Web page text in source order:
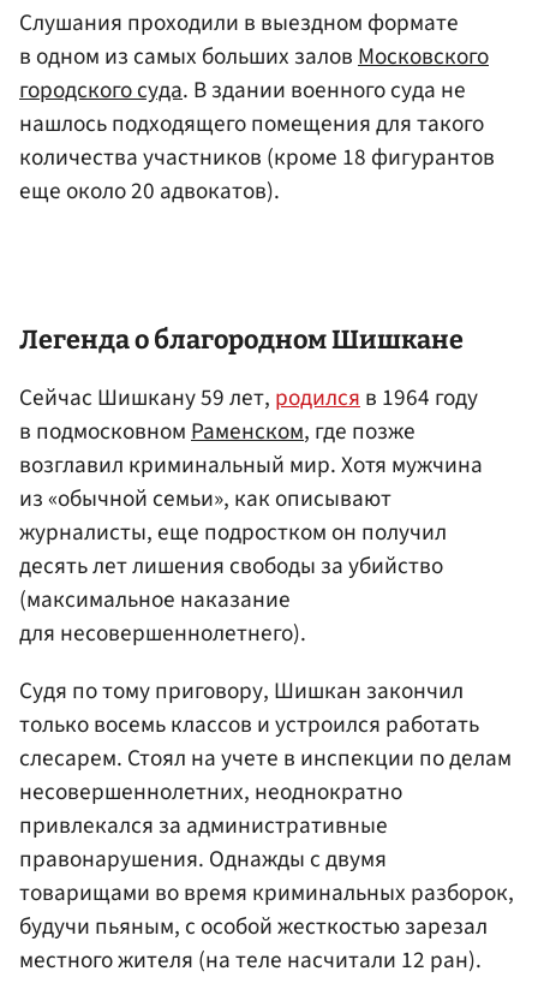
Слушания проходили в выездном формате
в одном из самых больших заловМосковского
городского суда. В здании военного суда не
нашлось подходящего помещения для такого
количества участников (кроме 18 фигурантов
еще около 20 адвокатов).
Легенда о благородном Шишкане
Сейчас Шишкану 59 лет, родилсяв 1964 году
в подмосковномРаменском, где позже
возглавил криминальный мир. Хотя мужчина
из «обычной семьи», как описывают
журналисты, еще подростком он получил
десять лет лишения свободы за убийство
(максимальное наказание
для несовершеннолетнего).
Судя по тому приговору, Шишкан закончил
только восемь классов и устроился работать
слесарем. Стоял на учете в инспекции по делам
несовершеннолетних, неоднократно
привлекался за административные
правонарушения. Однажды с двумя
товарищами во время криминальных разборок,
будучи пьяным, с особой жесткостью зарезал
местного жителя (на теле насчитали 12 ран).